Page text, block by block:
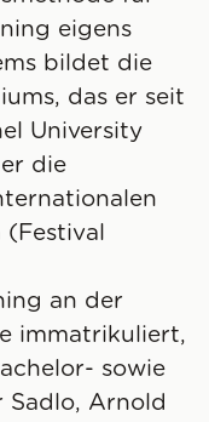
eigens
bildet die
das er seit
University
die
an der
immatrikuliert,
sowie
Sadlo, Arnold